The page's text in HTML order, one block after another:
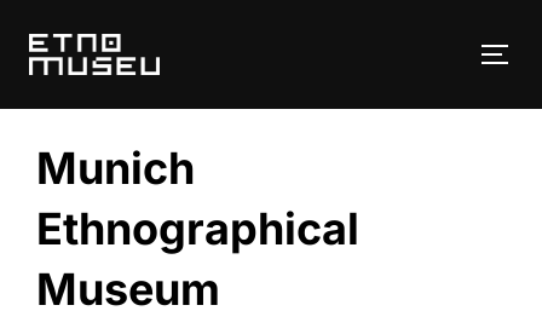
para
Munich
Ethnographical
Museum